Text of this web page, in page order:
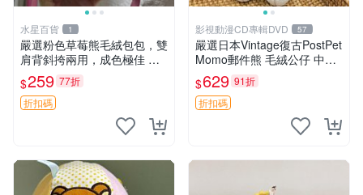
水星百貨 1
嚴選粉色草莓熊毛絨包包，雙
肩背斜挎兩用，成色極佳 精
準關鍵詞：草莓熊 包包 毛絨
$259 77折
折扣碼
影視動漫CD專輯DVD 57
嚴選日本Vintage復古PostPet
Momo郵件熊 毛絨公仔 中古
玩偶 快遞包到 默認次日達 po
stpet momo 玩具 玩偶
$629 91折
折扣碼